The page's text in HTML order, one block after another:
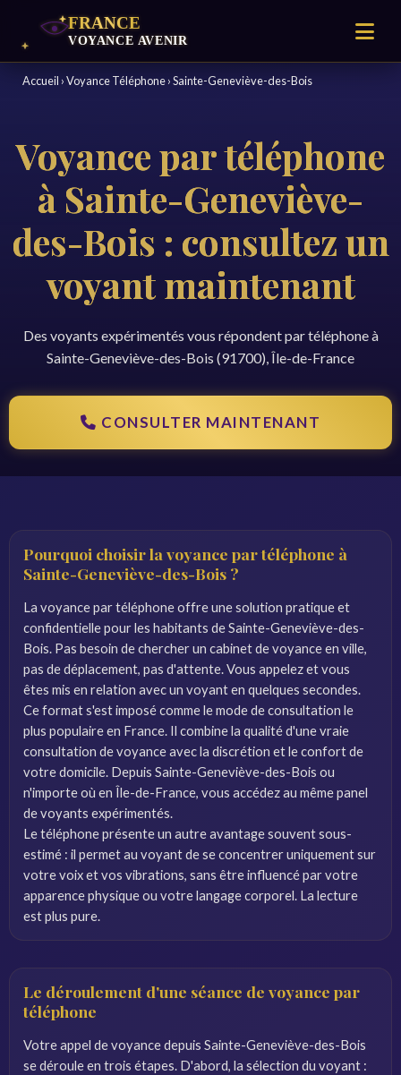
Accueil ›Voyance Téléphone›Sainte-Geneviève-des-Bois
Voyance par téléphone
à Sainte-Geneviève-
des-Bois : consultez un
voyant maintenant
Des voyants expérimentés vous répondent par téléphone à
Sainte-Geneviève-des-Bois (91700), Île-de-France
CONSULTER MAINTENANT
Pourquoi choisir la voyance par téléphone à
Sainte-Geneviève-des-Bois ?
La voyance par téléphone offre une solution pratique et
confidentielle pour les habitants de Sainte-Geneviève-des-
Bois. Pas besoin de chercher un cabinet de voyance en ville,
pas de déplacement, pas d'attente. Vous appelez et vous
êtes mis en relation avec un voyant en quelques secondes.
Ce format s'est imposé comme le mode de consultation le
plus populaire en France. Il combine la qualité d'une vraie
consultation de voyance avec la discrétion et le confort de
votre domicile. Depuis Sainte-Geneviève-des-Bois ou
n'importe où en Île-de-France, vous accédez au même panel
de voyants expérimentés.
Le téléphone présente un autre avantage souvent sous-
estimé : il permet au voyant de se concentrer uniquement sur
votre voix et vos vibrations, sans être influencé par votre
apparence physique ou votre langage corporel. La lecture
est plus pure.
Le déroulement d'une séance de voyance par
téléphone
Votre appel de voyance depuis Sainte-Geneviève-des-Bois
se déroule en trois étapes. D'abord, la sélection du voyant :